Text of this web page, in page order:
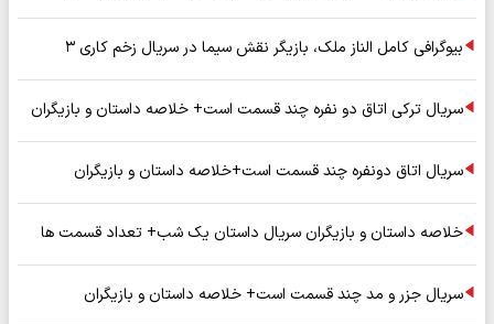
بیوگرافی کامل الناز ملک، بازیگر نقش سیما در سریال زخم کاری ۳
سریال ترکی اتاق دو نفره چند قسمت است+ خلاصه داستان و بازیگران
سریال اتاق دونفره چند قسمت است+خلاصه داستان و بازیگران
خلاصه داستان و بازیگران سریال داستان یک شب+ تعداد قسمت ها
سریال جزر و مد چند قسمت است+ خلاصه داستان و بازیگران